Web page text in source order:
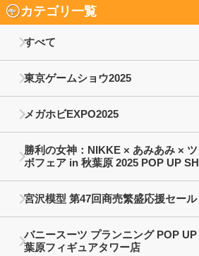
カテゴリ一覧
すべて
東京ゲームショウ2025
メガホビEXPO2025
勝利の女神：NIKKE × あみあみ ×
ボフェア in 秋葉原 2025 POP UP
宮沢模型 第47回商売繁盛応援セール
バニースーツ プランニング POP
葉原フィギュアタワー店